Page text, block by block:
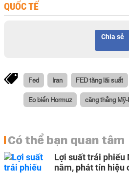
QUỐC TẾ
Chia sẻ
Fed Iran FED tăng lãi suất
Eo biển Hormuz căng thẳng Mỹ-
Có thể bạn quan tâm
Lợi suất trái phiếu
năm, phát tín hiệu